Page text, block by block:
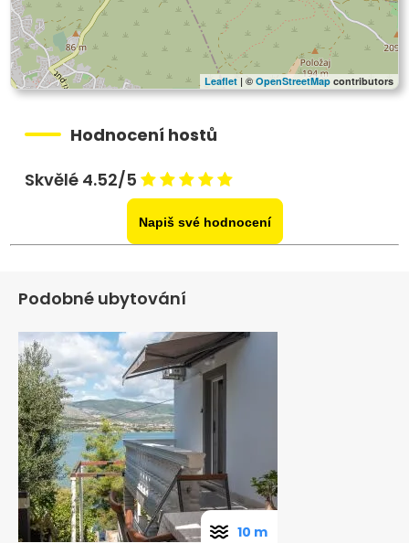
Leaflet | ©OpenStreetMap contributors
Hodnocení hostů
Skvělé 4.52/5
Napiš své hodnocení
Podobné ubytování
10 m